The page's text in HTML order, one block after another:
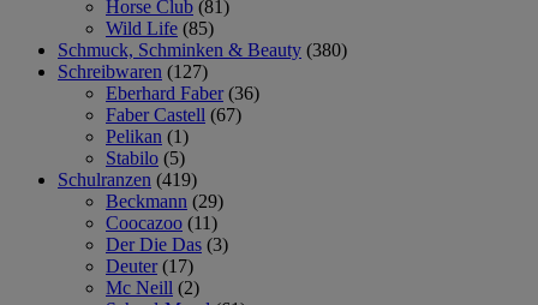
Horse Club (81)
Wild Life (85)
Schmuck, Schminken & Beauty (380)
Schreibwaren (127)
Eberhard Faber (36)
Faber Castell (67)
Pelikan (1)
Stabilo (5)
Schulranzen (419)
Beckmann (29)
Coocazoo (11)
Der Die Das (3)
Deuter (17)
Mc Neill (2)